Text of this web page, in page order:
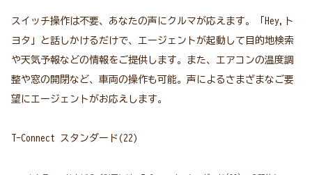
スイッチ操作は不要、あなたの声にクルマが応えます。「Hey,ト
ヨタ」と話しかけるだけで、エージェントが起動して目的地検索
や天気予報などの情報をご提供します。また、エアコンの温度調
整や窓の開閉など、車両の操作も可能。声によるさまざまなご要
望にエージェントがお応えします。
T-Connect スタンダード(22)